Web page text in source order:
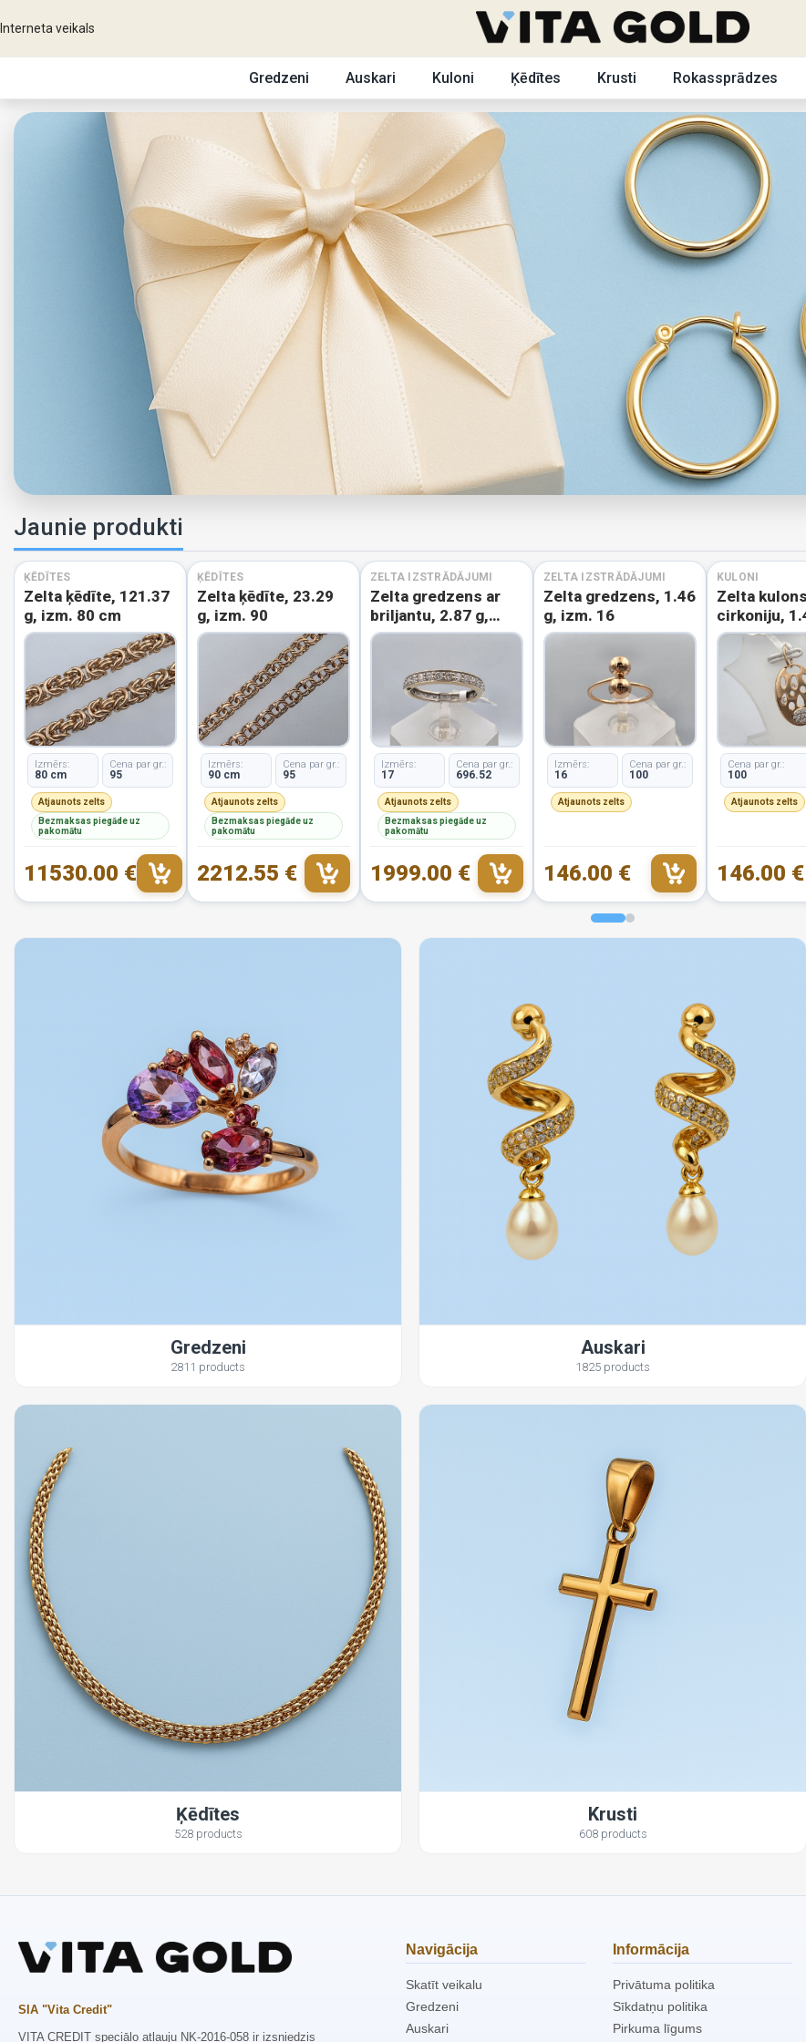
Interneta veikals
Gredzeni Auskari Kuloni Ķēdītes Krusti Rokassprādzes
Jaunie produkti
ĶĒDĪTES
Zelta ķēdīte, 121.37
g, izm. 80 cm
Izmērs:
80 cm
Cena par gr.:
95
Atjaunots zelts
Bezmaksas piegāde uz
pakomātu
11530.00 €
ĶĒDĪTES
Zelta ķēdīte, 23.29
g, izm. 90
Izmērs:
90 cm
Cena par gr.:
95
Atjaunots zelts
Bezmaksas piegāde uz
pakomātu
2212.55 €
ZELTA IZSTRĀDĀJUMI
Zelta gredzens ar
briljantu, 2.87 g,
izm. 17
Izmērs:
17
Cena par gr.:
696.52
Atjaunots zelts
Bezmaksas piegāde uz
pakomātu
1999.00 €
ZELTA IZSTRĀDĀJUMI
Zelta gredzens, 1.46
g, izm. 16
Izmērs:
16
Cena par gr.:
100
Atjaunots zelts
146.00 €
KULONI
Zelta
cirkoniju,
Cena par gr.:
100
Atjaunots zelts
146.00 €
Gredzeni
2811 products
Auskari
1825 products
Ķēdītes
528 products
Krusti
608 products
SIA "Vita Credit"
VITA CREDIT speciālo atļauju NK-2016-058 ir izsniedzis
Navigācija
Skatīt veikalu
Gredzeni
Auskari
Informācija
Privātuma politika
Sīkdatņu politika
Pirkuma līgums